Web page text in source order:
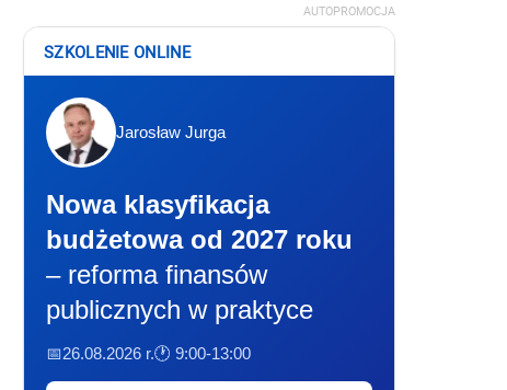
AUTOPROMOCJA
SZKOLENIE ONLINE
Jarosław Jurga
Nowa klasyfikacja
budżetowa od 2027 roku
– reforma finansów
publicznych w praktyce
📅26.08.2026 r.🕐 9:00-13:00